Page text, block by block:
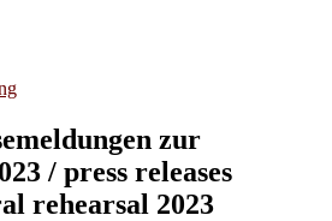
zur
/ press releases
rehearsal 2023